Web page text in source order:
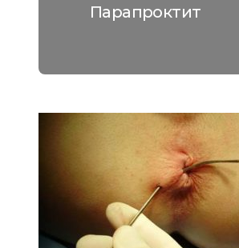
Парапроктит